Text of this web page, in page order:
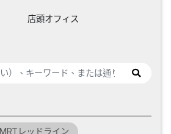
店頭オフィス
MRTレッドライン